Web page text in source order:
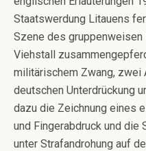
Staatswerdung Litauens
Szene des
Viehstall
militärischem Zwang,
deutschen Unterdrückung
dazu die Zeichnung eines
und Fingerabdruck und
unter Strafandrohung auf